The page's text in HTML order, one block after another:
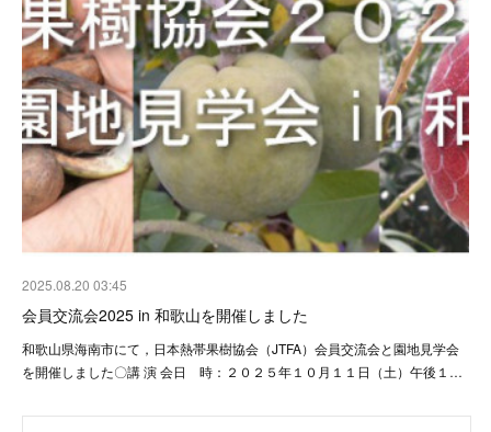
2025.08.20 03:45
会員交流会2025 in 和歌山を開催しました
和歌山県海南市にて，日本熱帯果樹協会（JTFA）会員交流会と園地見学会
を開催しました〇講 演 会日 時：２０２５年１０月１１日（土）午後１…